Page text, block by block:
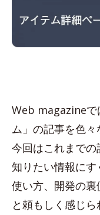
Web magazineで
ム」の記事を色々
今回はこれまでの
知りたい情報に
使い方、開発の
と頼もしく感じ